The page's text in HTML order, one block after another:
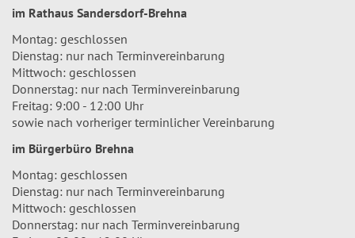
im Rathaus Sandersdorf-Brehna
Montag: geschlossen
Dienstag: nur nach Terminvereinbarung
Mittwoch: geschlossen
Donnerstag: nur nach Terminvereinbarung
Freitag: 9:00 - 12:00 Uhr
sowie nach vorheriger terminlicher Vereinbarung
im Bürgerbüro Brehna
Montag: geschlossen
Dienstag: nur nach Terminvereinbarung
Mittwoch: geschlossen
Donnerstag: nur nach Terminvereinbarung